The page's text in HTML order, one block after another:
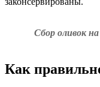
Сбор оливок
Как